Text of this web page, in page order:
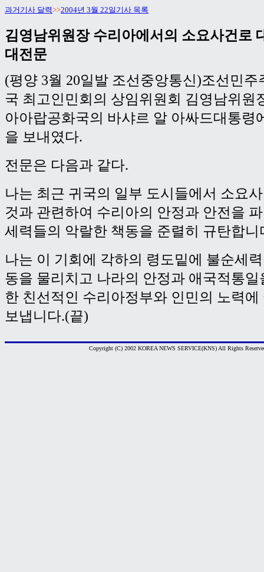
과거기사 달력>>2004년 3월 22일기사 목록
김영남위원장 수리아에서의 소요사건로
대전문
(평양 3월 20일발 조선중앙통신)조선민주
국 최고인민회의 상임위원회 김영남위원
아아랍공화국의 바샤르 알 아싸드대통령
을 보내였다.
전문은 다음과 같다.
나는 최근 귀국의 일부 도시들에서 소요
것과 관련하여 수리아의 안정과 안전을
세력들의 악랄한 책동을 준렬히 규탄합니
나는 이 기회에 각하의 령도밑에 불순세
동을 물리치고 나라의 안정과 애국적통
한 친선적인 수리아정부와 인민의 노력
보냅니다.(끝)
Copyright (C) 2002 KOREA NEWS SERVICE(KNS) All Rights